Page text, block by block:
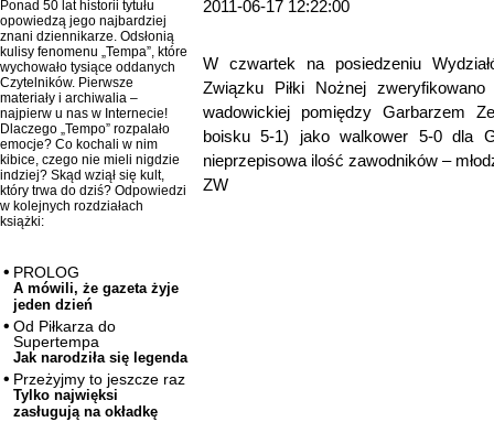
Ponad 50 lat historii tytułu
opowiedzą jego najbardziej
znani dziennikarze. Odsłonią
kulisy fenomenu „Tempa”, które
wychowało tysiące oddanych
Czytelników. Pierwsze
materiały i archiwalia –
najpierw u nas w Internecie!
Dlaczego „Tempo” rozpalało
emocje? Co kochali w nim
kibice, czego nie mieli nigdzie
indziej? Skąd wziął się kult,
który trwa do dziś? Odpowiedzi
w kolejnych rozdziałach
książki:
PROLOG
A mówili, że gazeta żyje
jeden dzień
Od Piłkarza do
Supertempa
Jak narodziła się legenda
Przeżyjmy to jeszcze raz
Tylko najwięksi
zasługują na okładkę
2011-06-17 12:22:00
W czwartek na posiedzeniu
Związku Piłki Nożnej
wadowickiej pomiędzy Garbarzem
boisku 5-1) jako walkower 5-0 dla
nieprzepisowa ilość zawodników –
ZW